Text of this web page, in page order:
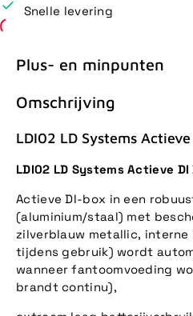
Snelle levering
Plus- en minpunten
Omschrijving
LDI02 LD Systems
LDI02 LD Systems Actieve DI
Actieve DI-box in een
(aluminium/staal) met
zilverblauw metallic,
tijdens gebruik) wordt
wanneer fantoomvoeding
brandt continu),